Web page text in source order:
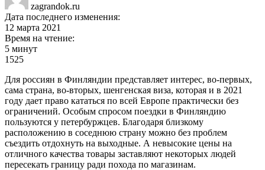
zagrandok.ru
Дата последнего изменения:
12 марта 2021
Время на чтение:
5 минут
1525
Для россиян в Финляндии представляет интерес, во-первых,
сама страна, во-вторых, шенгенская виза, которая и в 2021
году дает право кататься по всей Европе практически без
ограничений. Особым спросом поездки в Финляндию
пользуются у петербуржцев. Благодаря близкому
расположению в соседнюю страну можно без проблем
съездить отдохнуть на выходные. А невысокие цены на
отличного качества товары заставляют некоторых людей
пересекать границу ради похода по магазинам.